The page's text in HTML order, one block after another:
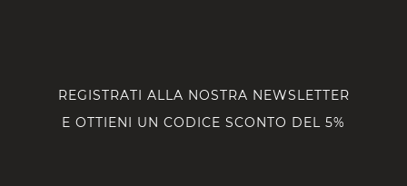
REGISTRATI ALLA NOSTRA NEWSLETTER
E OTTIENI UN CODICE SCONTO DEL 5%